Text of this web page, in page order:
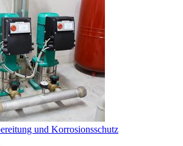
und Korrosionsschutz